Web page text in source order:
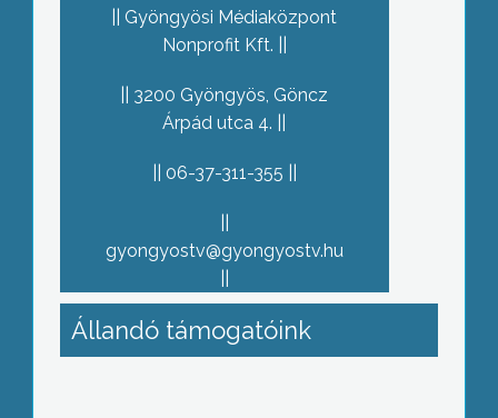
Gyöngyösi Médiaközpont
Nonprofit Kft.
3200 Gyöngyös, Göncz
Árpád utca 4.
06-37-311-355
gyongyostv@gyongyostv.hu
Állandó támogatóink